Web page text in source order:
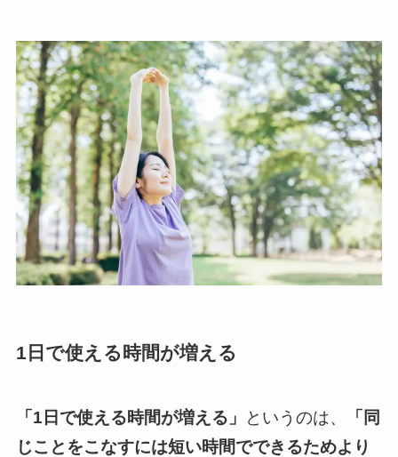
1日で使える時間が増える
「1日で使える時間が増える」 というのは、
「同
じことをこなすには短い時間でできるためより